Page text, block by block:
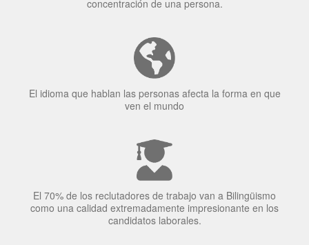
El idioma que hablan las personas afecta la forma en que
ven el mundo
El 70% de los reclutadores de trabajo van a Bilingüismo
como una calidad extremadamente impresionante en los
candidatos laborales.